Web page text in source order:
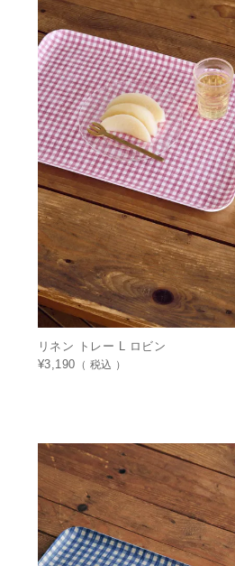
リネン トレー L ロビン
¥3,190 税込